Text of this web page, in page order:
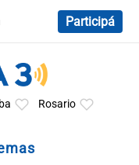
Participá
Rosario